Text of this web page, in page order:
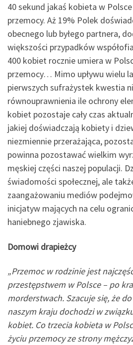
40 sekund jakaś kobieta w
przemocy. Aż 19% Polek
obecnego lub byłego partnera,
większości przypadków
400 kobiet rocznie umiera w
przemocy… Mimo upływu wielu
pierwszych sufrażystek kwestia
równouprawnienia ile ochrony
kobiet pozostaje cały czas
jakiej doświadczają kobiety i
niezmiennie przerażająca,
powinna pozostawać wielkim
męskiej części naszej populacji.
świadomości społecznej, ale
zaangażowaniu mediów
inicjatyw mających na celu
haniebnego zjawiska.
Domowi drapieżcy
„Przemoc w rodzinie jest
przestępstwem w Polsce – po
morderstwach. Szacuje się, że
naszym kraju dochodzi w
kobiet. Co trzecia kobieta w
życiu przemocy ze strony